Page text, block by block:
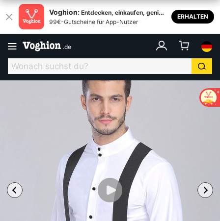
Voghion: Entdecken, einkaufen, genieß
en
99€-Gutscheine für App-Nutzer
ERHALTEN
.de